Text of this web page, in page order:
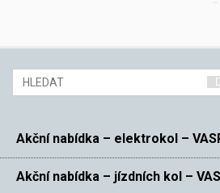
Akční nabídka – elektrokol –
Akční nabídka – jízdních kol –